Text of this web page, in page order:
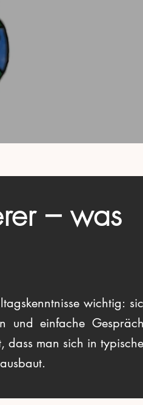
– was
wichtig:
und einfache
dass man sich in